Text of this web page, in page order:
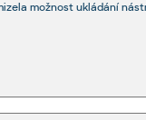
možnost ukládání